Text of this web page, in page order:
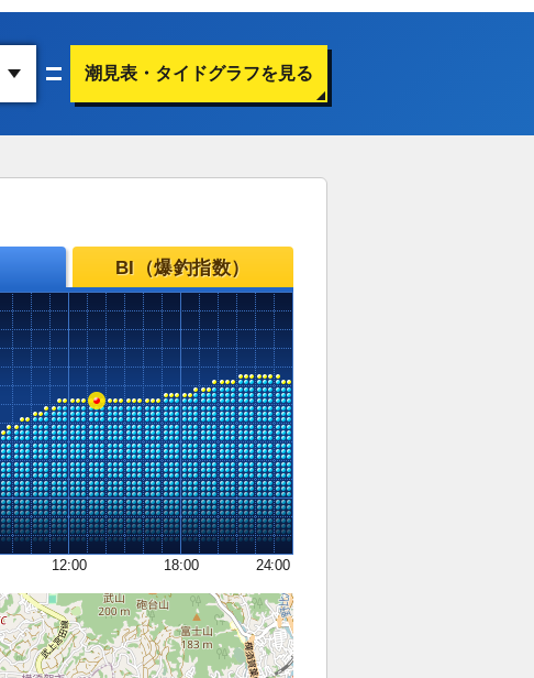
潮見表・タイドグラフを見る
BI（爆釣指数）
12:00 18:00 24:00